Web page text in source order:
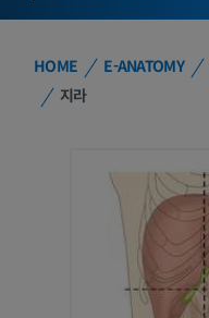
HOME E-ANATOMY
지라